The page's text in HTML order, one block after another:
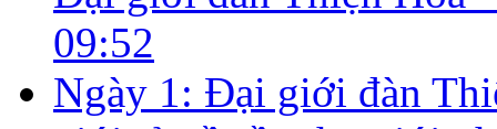
09:52
Ngày 1: Đại giới đàn